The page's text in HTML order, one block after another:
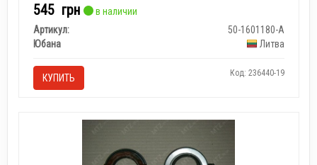
545 грн
в наличии
Артикул:
50-1601180-А
Юбана
Литва
КУПИТЬ Код: 236440-19